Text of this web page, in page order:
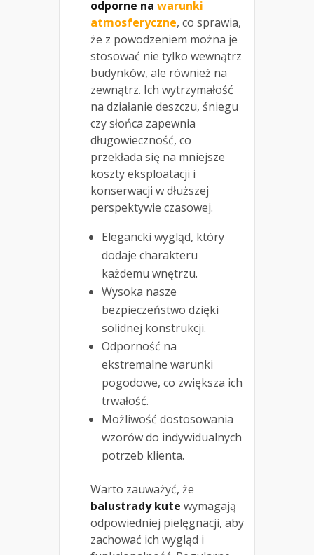
odporne na warunki
atmosferyczne, co sprawia,
że z powodzeniem można je
stosować nie tylko wewnątrz
budynków, ale również na
zewnątrz. Ich wytrzymałość
na działanie deszczu, śniegu
czy słońca zapewnia
długowieczność, co
przekłada się na mniejsze
koszty eksploatacji i
konserwacji w dłuższej
perspektywie czasowej.
Elegancki wygląd, który
dodaje charakteru
każdemu wnętrzu.
Wysoka nasze
bezpieczeństwo dzięki
solidnej konstrukcji.
Odporność na
ekstremalne warunki
pogodowe, co zwiększa ich
trwałość.
Możliwość dostosowania
wzorów do indywidualnych
potrzeb klienta.
Warto zauważyć, że
balustrady kute wymagają
odpowiedniej pielęgnacji, aby
zachować ich wygląd i